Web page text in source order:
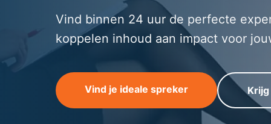
Vind binnen 24 uur de perfecte
koppelen inhoud aan impact voor
Vind je ideale spreker